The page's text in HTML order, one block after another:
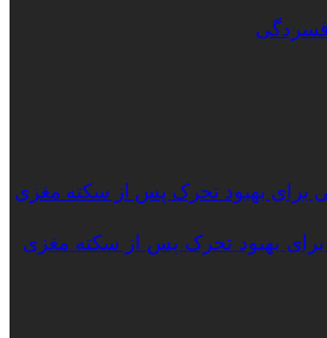
برای بهبود تحرک پس از سکته مغزی